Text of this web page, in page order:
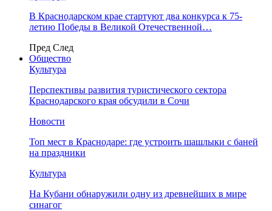
В Краснодарском крае стартуют два конкурса к 75-
летию Победы в Великой Отечественной…
Пред След
Общество
Культура
Перспективы развития туристического сектора
Краснодарского края обсудили в Сочи
Новости
Топ мест в Краснодаре: где устроить шашлыки с баней
на праздники
Культура
На Кубани обнаружили одну из древнейших в мире
синагог